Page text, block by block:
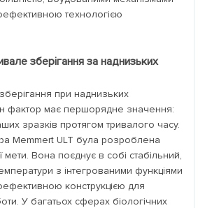
технологією
зберігання за наднизьких
при наднизьких
фактор має першорядне значення:
зразків протягом тривалого часу.
Memmert ULT була розроблена
мети. Вона поєднує в собі стабільний,
з інтегрованими функціями
конструкцією для
У багатьох сферах біологічних